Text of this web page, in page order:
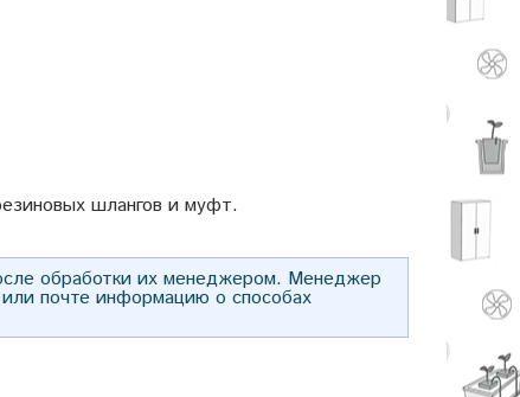
шлангов и муфт.
обработки их менеджером. Менеджер
почте информацию о способах